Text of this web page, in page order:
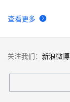
查看更多
关注我们： 新浪微博